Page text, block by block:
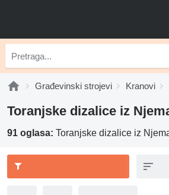
Građevinski strojevi Kranovi
Toranjske dizalice iz
91 oglasa: Toranjske dizalice iz